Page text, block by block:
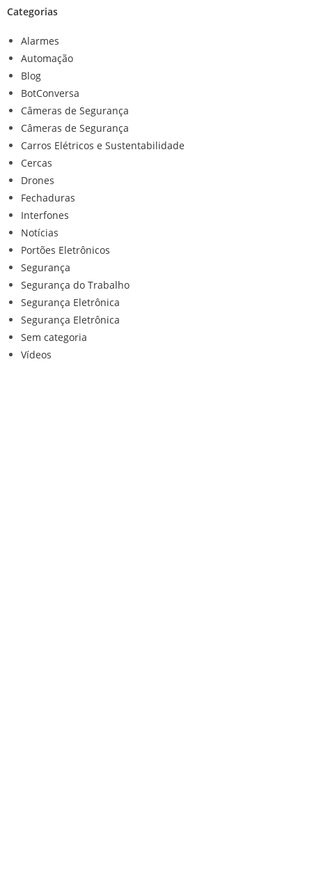
Categorias
Alarmes
Automação
Blog
BotConversa
Câmeras de Segurança
Câmeras de Segurança
Carros Elétricos e Sustentabilidade
Cercas
Drones
Fechaduras
Interfones
Notícias
Portões Eletrônicos
Segurança
Segurança do Trabalho
Segurança Eletrônica
Segurança Eletrônica
Sem categoria
Vídeos